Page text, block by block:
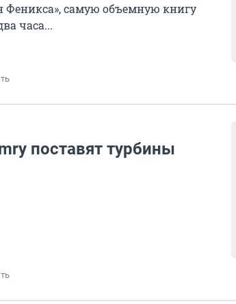
Феникса», самую объемную книгу
часа...
поставят турбины